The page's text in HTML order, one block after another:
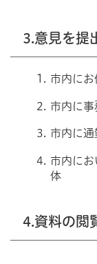
3.意見を提
市内にお
市内に
市内に通
市内に
体
4.資料の閲